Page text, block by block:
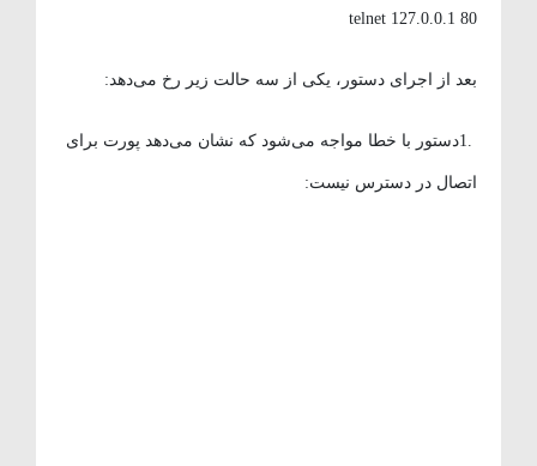
telnet 127.0.0.1 80
بعد از اجرای دستور، یکی از سه حالت زیر رخ می‌دهد:
.1دستور با خطا مواجه می‌شود که نشان می‌دهد پورت برای
اتصال در دسترس نیست: